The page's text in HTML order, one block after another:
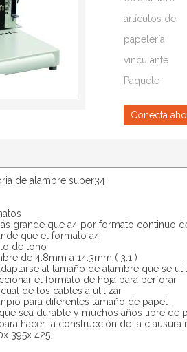
artículos de
papelería
vinculante
Paquete
Conecta
de alambre super34
grande que a4 por formato continuo
que el formato a4
de tono
de 4.8mm a 14.3mm ( 3:1 )
al tamaño de alambre que se
el formato de hoja para perforar
de los cables a utilizar
para diferentes tamaño de papel
sea durable y muchos años libre de
hacer la construcción de la
395x 425